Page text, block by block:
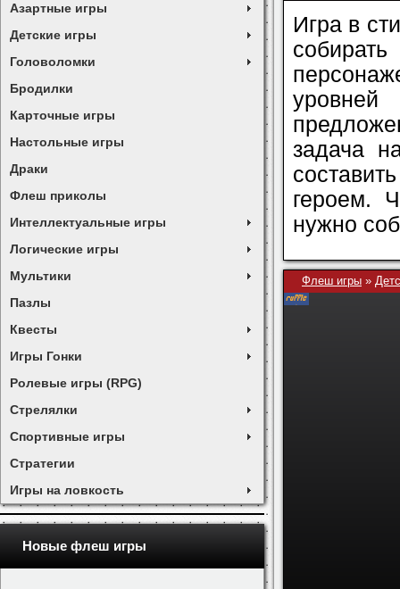
Азартные игры
Детские игры
Головоломки
Бродилки
Карточные игры
Настольные игры
Драки
Флеш приколы
Интеллектуальные игры
Логические игры
Мультики
Пазлы
Квесты
Игры Гонки
Ролевые игры (RPG)
Стрелялки
Спортивные игры
Стратегии
Игры на ловкость
Новые флеш игры
Игра в
задача
героем.
нужно
Флеш игры »